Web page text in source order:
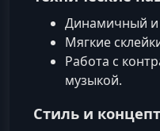
Динамичный и
Мягкие
Работа с
музыкой.
Стиль и